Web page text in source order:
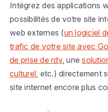
Intégrez des applications
possibilités de votre site
web externes (un logiciel
trafic de votre site avec
de prise de rdv, une
culturel, etc.) directement
site internet encore plus